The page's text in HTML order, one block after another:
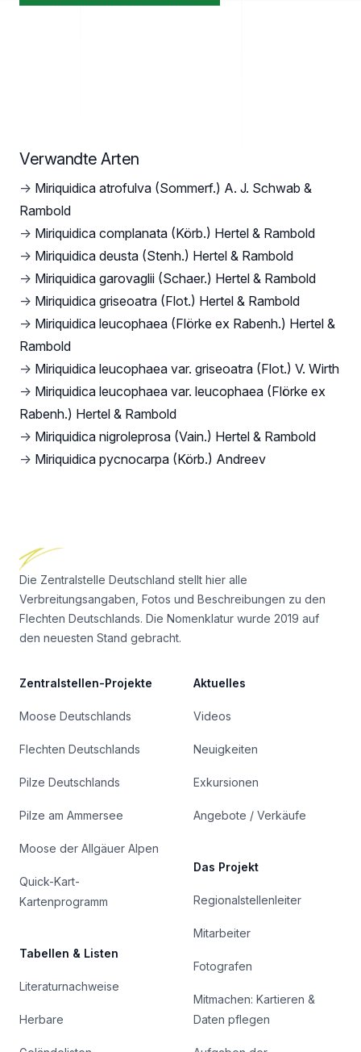
Verwandte Arten
→ Miriquidica atrofulva (Sommerf.) A. J. Schwab &
Rambold
→ Miriquidica complanata (Körb.) Hertel & Rambold
→ Miriquidica deusta (Stenh.) Hertel & Rambold
→ Miriquidica garovaglii (Schaer.) Hertel & Rambold
→ Miriquidica griseoatra (Flot.) Hertel & Rambold
→ Miriquidica leucophaea (Flörke ex Rabenh.) Hertel &
Rambold
→ Miriquidica leucophaea var. griseoatra (Flot.) V. Wirth
→ Miriquidica leucophaea var. leucophaea (Flörke ex
Rabenh.) Hertel & Rambold
→ Miriquidica nigroleprosa (Vain.) Hertel & Rambold
→ Miriquidica pycnocarpa (Körb.) Andreev
Die Zentralstelle Deutschland stellt hier alle
Verbreitungsangaben, Fotos und Beschreibungen zu den
Flechten Deutschlands. Die Nomenklatur wurde 2019 auf
den neuesten Stand gebracht.
Zentralstellen-Projekte
Moose Deutschlands
Flechten Deutschlands
Pilze Deutschlands
Pilze am Ammersee
Moose der Allgäuer Alpen
Quick-Kart-
Kartenprogramm
Tabellen & Listen
Literaturnachweise
Herbare
Aktuelles
Videos
Neuigkeiten
Exkursionen
Angebote / Verkäufe
Das Projekt
Regionalstellenleiter
Mitarbeiter
Fotografen
Mitmachen: Kartieren &
Daten pflegen